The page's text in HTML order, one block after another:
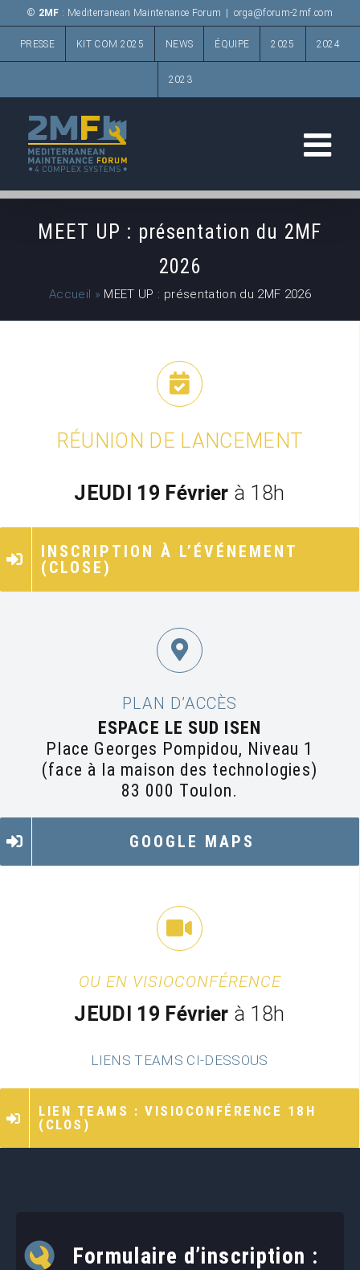
Passer
contenu
© 2MF : Mediterranean Maintenance Forum orga@forum-2mf.com
PRESSE KIT COM 2025 NEWS ÉQUIPE 2025 2024
2023
MEET UP : présentation du 2MF
2026
Accueil » MEET UP : présentation du 2MF 2026
RÉUNION DE LANCEMENT
JEUDI 19 Février à 18h
INSCRIPTION À L’ÉVÉNEMENT
(CLOSE)
PLAN D’ACCÈS
ESPACE LE SUD ISEN
Place Georges Pompidou, Niveau 1
(face à la maison des technologies)
83 000 Toulon.
GOOGLE MAPS
OU EN VISIOCONFÉRENCE
JEUDI 19 Février à 18h
LIENS TEAMS CI-DESSOUS
LIEN TEAMS : VISIOCONFÉRENCE 18H
(CLOS)
Formulaire d’inscription :